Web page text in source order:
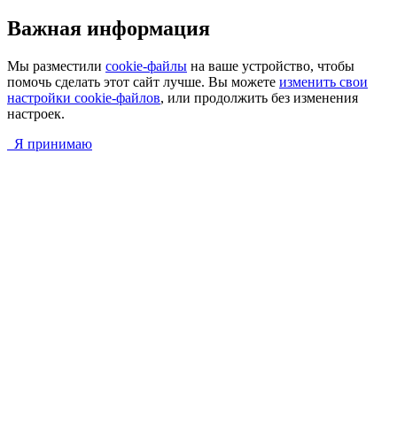
Важная информация
Мы разместили cookie-файлы на ваше устройство, чтобы
помочь сделать этот сайт лучше. Вы можете изменить свои
настройки cookie-файлов, или продолжить без изменения
настроек.
Я принимаю